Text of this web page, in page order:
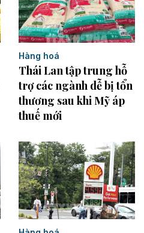
Hàng hoá
Thái Lan tập trung hỗ
trợ các ngành dễ bị tổn
thương sau khi Mỹ áp
thuế mới